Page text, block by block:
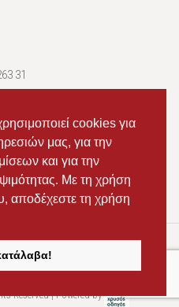
cookies για
μας, για την
και για την
Με τη χρήση
αποδέχεστε τη χρήση
31
Reserved | Powered by